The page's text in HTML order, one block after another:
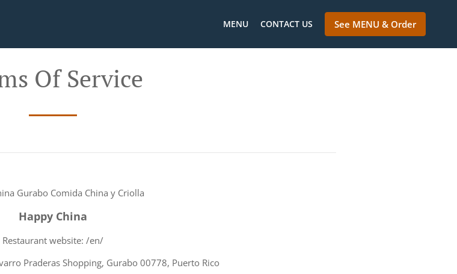
MENU CONTACT US See MENU & Order
Of Service
Gurabo Comida China y Criolla
Happy China
Restaurant website: /en/
Praderas Shopping, Gurabo 00778, Puerto Rico